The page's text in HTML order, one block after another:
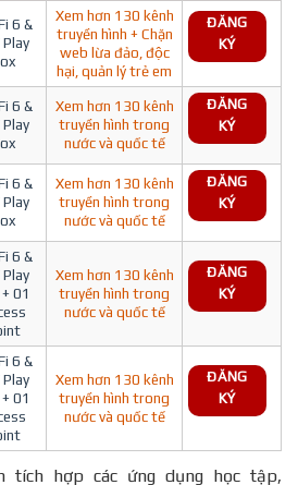
6 &
Play
Xem hơn 130 kênh
truyền hình + Chặn
web lừa đảo, độc
hại, quản lý trẻ em
ĐĂNG
KÝ
6 &
Play
Xem hơn 130 kênh
truyền hình trong
nước và quốc tế
ĐĂNG
KÝ
6 &
Play
Xem hơn 130 kênh
truyền hình trong
nước và quốc tế
ĐĂNG
KÝ
6 &
Play
01
Xem hơn 130 kênh
truyền hình trong
nước và quốc tế
ĐĂNG
KÝ
6 &
Play
01
Xem hơn 130 kênh
truyền hình trong
nước và quốc tế
ĐĂNG
KÝ
tích hợp các ứng dụng học tập,